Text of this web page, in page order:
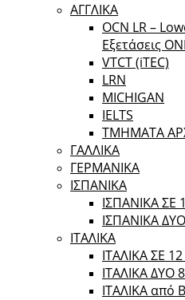
ΑΓΓΛΙΚΑ
OCN LR –
Εξετάσεις
VTCT (iTEC)
LRN
MICHIGAN
IELTS
ΤΜΗΜΑΤΑ
ΓΑΛΛΙΚΑ
ΓΕΡΜΑΝΙΚΑ
ΙΣΠΑΝΙΚΑ
ΙΣΠΑΝΙΚΑ ΣΕ
ΙΣΠΑΝΙΚΑ
ΙΤΑΛΙΚΑ
ΙΤΑΛΙΚΑ ΣΕ
ΙΤΑΛΙΚΑ
ΙΤΑΛΙΚΑ από